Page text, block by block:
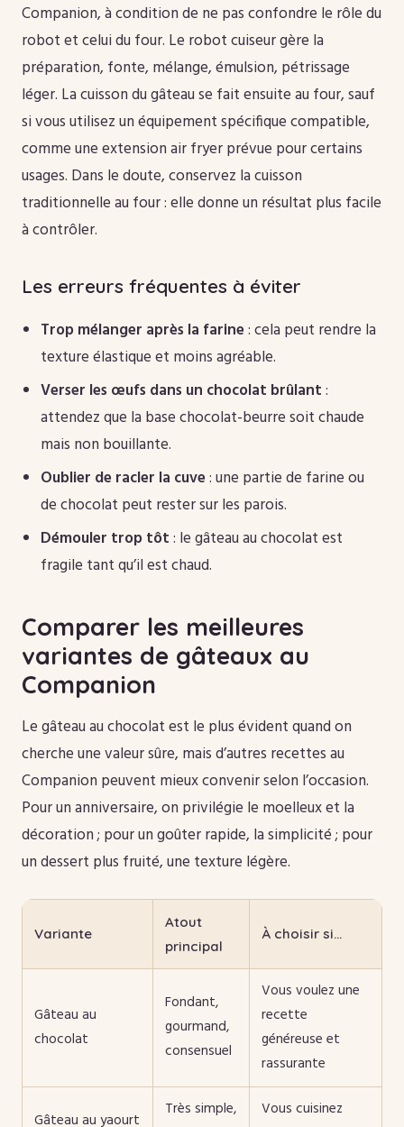
Companion, à condition de ne pas confondre le rôle du
robot et celui du four. Le robot cuiseur gère la
préparation, fonte, mélange, émulsion, pétrissage
léger. La cuisson du gâteau se fait ensuite au four, sauf
si vous utilisez un équipement spécifique compatible,
comme une extension air fryer prévue pour certains
usages. Dans le doute, conservez la cuisson
traditionnelle au four : elle donne un résultat plus facile
à contrôler.
Les erreurs fréquentes à éviter
Trop mélanger après la farine: cela peut rendre la
texture élastique et moins agréable.
Verser les œufs dans un chocolat brûlant:
attendez que la base chocolat-beurre soit chaude
mais non bouillante.
Oublier de racler la cuve: une partie de farine ou
de chocolat peut rester sur les parois.
Démouler trop tôt: le gâteau au chocolat est
fragile tant qu’il est chaud.
Comparer les meilleures
variantes de gâteaux au
Companion
Le gâteau au chocolat est le plus évident quand on
cherche une valeur sûre, mais d’autres recettes au
Companion peuvent mieux convenir selon l’occasion.
Pour un anniversaire, on privilégie le moelleux et la
décoration ; pour un goûter rapide, la simplicité ; pour
un dessert plus fruité, une texture légère.
Variante
Atout
principal
À choisir si…
Gâteau au
chocolat
Fondant,
gourmand,
consensuel
Vous voulez une
recette
généreuse et
rassurante
Gâteau au yaourt
Très simple,
Vous cuisinez